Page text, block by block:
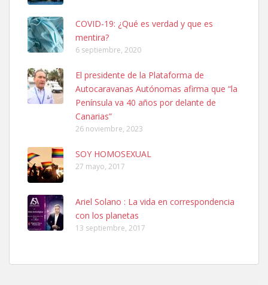
SHIBA PERDIDO AVDA JOSE MESA Y LOPEZ
PERRO MACHO RAZA SHIBA CON MICROCHIP PERDIDO HOY
06/07/2025 ZONA MESA Y LOPEZ. ES MUY ASUSTADIZO
Leales.org » Gran Canaria
6.7.2025
Ninfa perdida
El día 5 se los perdió una ninfa papillera, asustada tiene miedo a la
calle, se perdió por la zon...
COVID-19: ¿Qué es verdad y que es
mentira?
6 septiembre, 2020
El presidente de la Plataforma de
Autocaravanas Autónomas afirma que “la
Península va 40 años por delante de
Canarias”
26 noviembre, 2023
SOY HOMOSEXUAL
27 mayo, 2017
Ariel Solano : La vida en correspondencia
con los planetas
13 septiembre, 2017